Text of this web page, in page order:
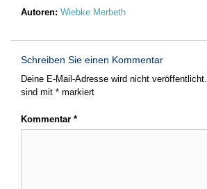
Autoren: Wiebke Merbeth
Schreiben Sie einen Kommentar
Deine E-Mail-Adresse wird nicht veröffentlicht.
sind mit * markiert
Kommentar *